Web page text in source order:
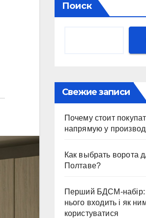
Поиск
Свежие записи
Почему стоит
напрямую у
Как выбрать ворота
Полтаве?
Перший БДСМ-
нього входить і як
користуватися